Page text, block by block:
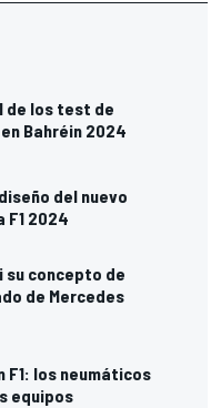
1 de los test de
Bahréin 2024
del nuevo
F1 2024
su concepto de
de Mercedes
F1: los neumáticos
equipos